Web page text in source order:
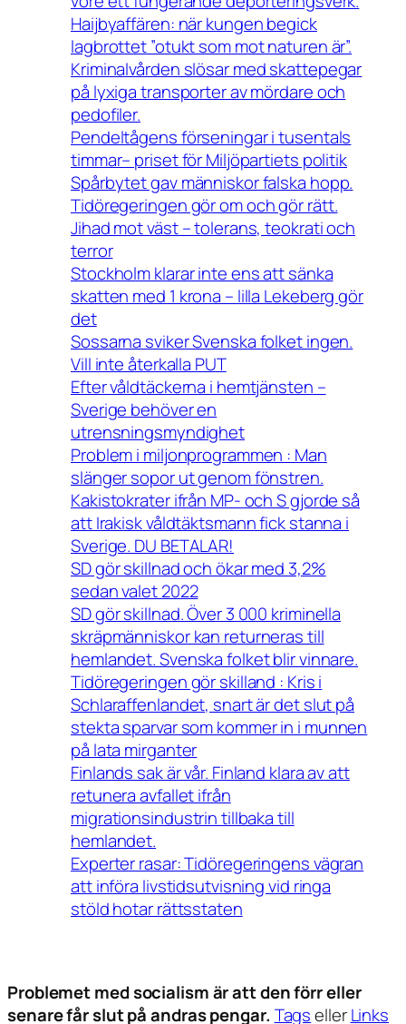
Haijbyaffären: när kungen begick
lagbrottet ”otukt som mot naturen är”.
Kriminalvården slösar med skattepegar
på lyxiga transporter av mördare och
pedofiler.
Pendeltågens förseningar i tusentals
timmar– priset för Miljöpartiets politik
Spårbytet gav människor falska hopp.
Tidöregeringen gör om och gör rätt.
Jihad mot väst – tolerans, teokrati och
terror
Stockholm klarar inte ens att sänka
skatten med 1 krona – lilla Lekeberg gör
det
Sossarna sviker Svenska folket ingen.
Vill inte återkalla PUT
Efter våldtäckerna i hemtjänsten –
Sverige behöver en
utrensningsmyndighet
Problem i miljonprogrammen : Man
slänger sopor ut genom fönstren.
Kakistokrater ifrån MP- och S gjorde så
att Irakisk våldtäktsmann fick stanna i
Sverige. DU BETALAR!
SD gör skillnad och ökar med 3,2%
sedan valet 2022
SD gör skillnad. Över 3 000 kriminella
skräpmänniskor kan returneras till
hemlandet. Svenska folket blir vinnare.
Tidöregeringen gör skilland : Kris i
Schlaraffenlandet, snart är det slut på
stekta sparvar som kommer in i munnen
på lata mirganter
Finlands sak är vår. Finland klara av att
retunera avfallet ifrån
migrationsindustrin tillbaka till
hemlandet.
Experter rasar: Tidöregeringens vägran
att införa livstidsutvisning vid ringa
stöld hotar rättsstaten
Problemet med socialism är att den förr eller
senare får slut på andras pengar. TagsellerLinks